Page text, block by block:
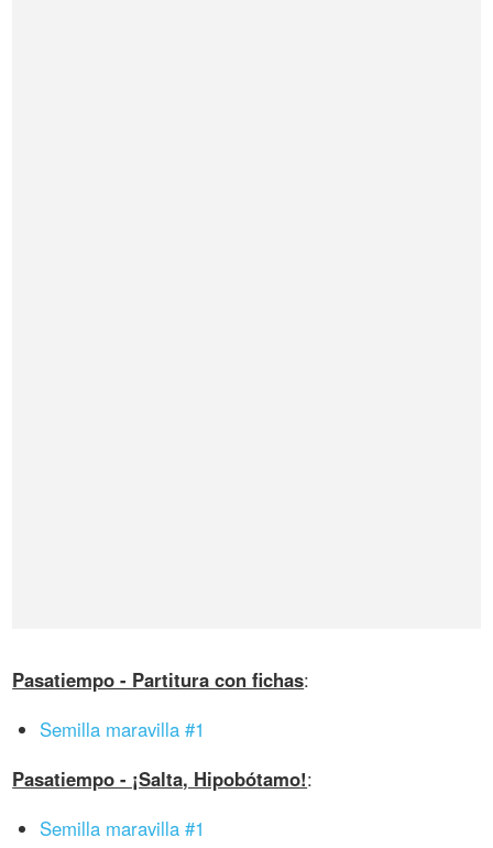
Pasatiempo - Partitura con fichas:
Semilla maravilla #1
Pasatiempo - ¡Salta, Hipobótamo!:
Semilla maravilla #1